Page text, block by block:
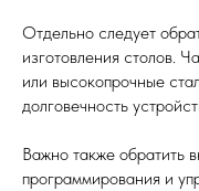
Отдельно следует
изготовления столов.
или высокопрочные
долговечность
Важно также обратить
программирования и